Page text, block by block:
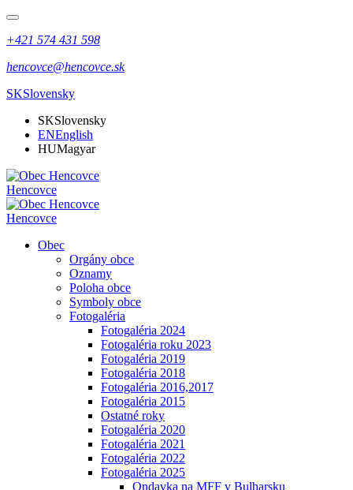
+421 574 431 598
hencovce@hencovce.sk
SKSlovensky
SKSlovensky
ENEnglish
HUMagyar
Hencovce
Hencovce
Obec
Orgány obce
Oznamy
Poloha obce
Symboly obce
Fotogaléria
Fotogaléria 2024
Fotogaléria roku 2023
Fotogaléria 2019
Fotogaléria 2018
Fotogaléria 2016,2017
Fotogaléria 2015
Ostatné roky
Fotogaléria 2020
Fotogaléria 2021
Fotogaléria 2022
Fotogaléria 2025
Ondavka na MFF v Bulharsku